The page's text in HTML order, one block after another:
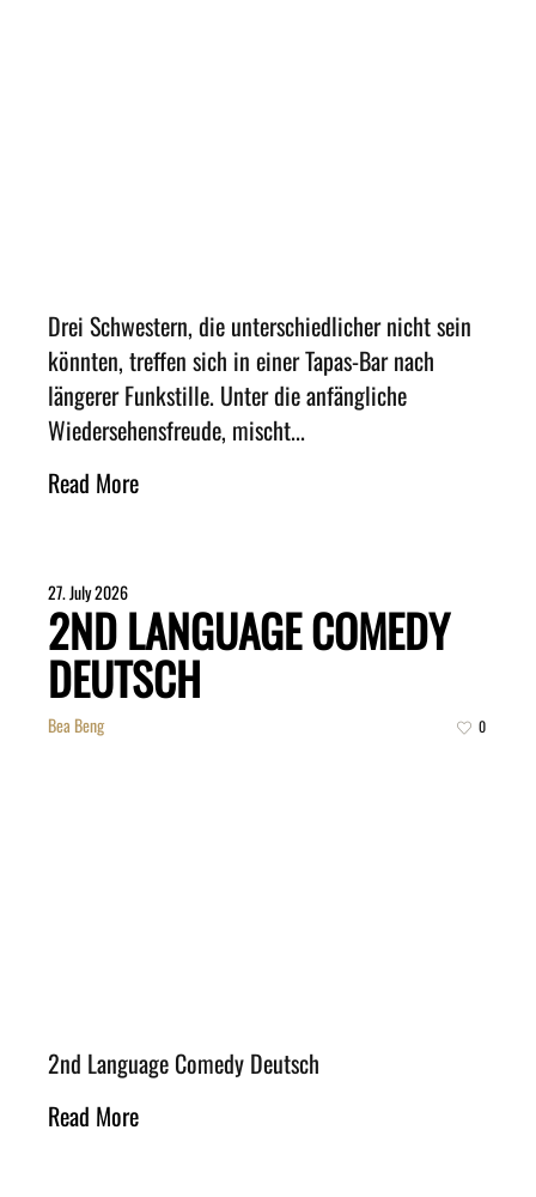
Drei Schwestern, die unterschiedlicher nicht sein
könnten, treffen sich in einer Tapas-Bar nach
längerer Funkstille. Unter die anfängliche
Wiedersehensfreude, mischt...
Read More
27. July 2026
2ND LANGUAGE COMEDY
DEUTSCH
Bea Beng 0
2nd Language Comedy Deutsch
Read More